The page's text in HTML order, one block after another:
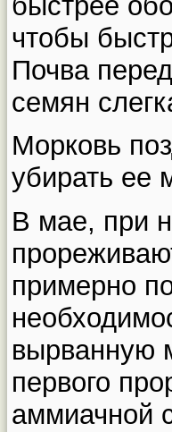
чтобы
Почва
семян
Морковь
убирать ее
В мае, при
примерно
вырванную
первого
аммиачной